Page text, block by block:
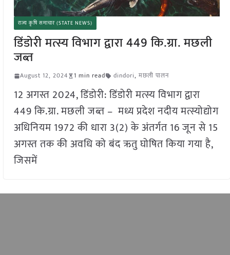
राज्य कृषि समाचार (STATE NEWS)
डिंडोरी मत्स्य विभाग द्वारा 449 कि.ग्रा. मछली
जब्त
August 12, 2024 1 min read dindori, मछली पालन
12 अगस्त 2024, डिंडोरी: डिंडोरी मत्स्य विभाग द्वारा
449 कि.ग्रा. मछली जब्त – मध्य प्रदेश नदीय मत्स्योद्योग
अधिनियम 1972 की धारा 3(2) के अंतर्गत 16 जून से 15
अगस्त तक की अवधि को बंद ऋतु घोषित किया गया है,
जिसमें